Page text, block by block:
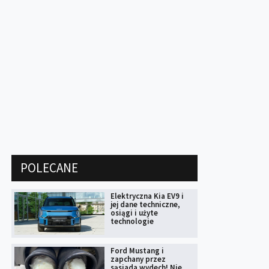
POLECANE
Elektryczna Kia EV9 i
jej dane techniczne,
osiągi i użyte
technologie
Ford Mustang i
zapchany przez